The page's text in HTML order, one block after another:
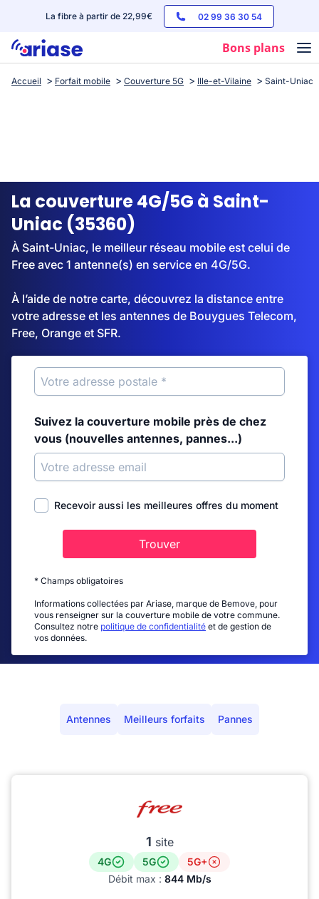
La fibre à partir de 22,99€ 02 99 36 30 54
Bons plans
Box internet
Streaming
Accueil Forfait mobile Couverture 5G Ille-et-Vilaine Saint-Uniac
La couverture 4G/5G à Saint-
Uniac (35360)
À Saint-Uniac, le meilleur réseau mobile est celui de
Free avec 1 antenne(s) en service en 4G/5G.
À l’aide de notre carte, découvrez la distance entre
votre adresse et les antennes de Bouygues Telecom,
Free, Orange et SFR.
Suivez la couverture mobile près de chez
vous (nouvelles antennes, pannes...)
Recevoir aussi les meilleures offres du moment
Trouver
* Champs obligatoires
Informations collectées par Ariase, marque de Bemove, pour
vous renseigner sur la couverture mobile de votre commune.
Consultez notre politique de confidentialité et de gestion de
vos données.
Antennes Meilleurs forfaits Pannes
1 site
4G 5G
5G+
Débit max : 844 Mb/s